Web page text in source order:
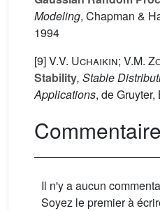
Modeling, Chapman &
1994
[9]V.V. Uchaikin; V.M.
Stability, Stable
Applications, de
Il n'y a aucun
Soyez le premier à